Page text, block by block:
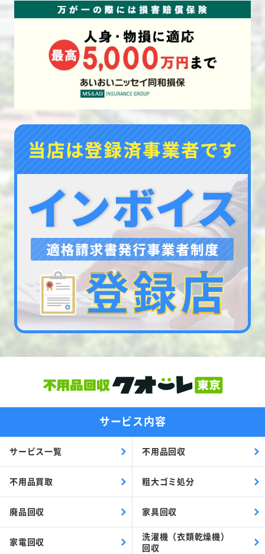
サービス内容
サービス一覧 不用品回収
不用品買取 粗大ゴミ処分
廃品回収 家具回収
家電回収
洗濯機（衣類乾燥機）
回収